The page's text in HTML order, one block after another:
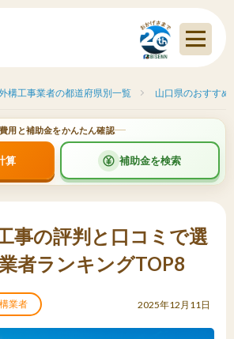
構工事業者の都道府県別一覧 山口県のおすす
費用と補助金をかんたん確認
算 補助金を検索
事の評判と口コミで選
者ランキングTOP8
業者 2025年12月11日